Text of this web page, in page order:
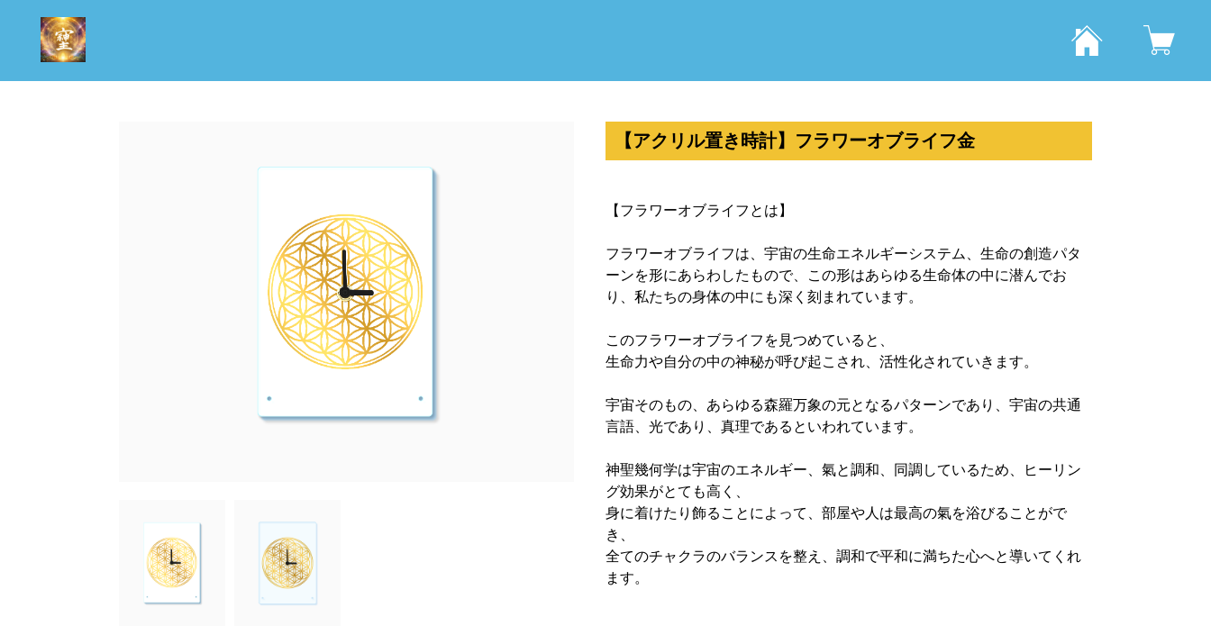
【アクリル置き時計】フラワーオブライフ金
【フラワーオブライフとは】
フラワーオブライフは、宇宙の生命エネルギーシステム、生命の創造パタ
ーンを形にあらわしたもので、この形はあらゆる生命体の中に潜んでお
り、私たちの身体の中にも深く刻まれています。
このフラワーオブライフを見つめていると、
生命力や自分の中の神秘が呼び起こされ、活性化されていきます。
宇宙そのもの、あらゆる森羅万象の元となるパターンであり、宇宙の共通
言語、光であり、真理であるといわれています。
神聖幾何学は宇宙のエネルギー、氣と調和、同調しているため、ヒーリン
グ効果がとても高く、
身に着けたり飾ることによって、部屋や人は最高の氣を浴びることがで
き、
全てのチャクラのバランスを整え、調和で平和に満ちた心へと導いてくれ
ます。